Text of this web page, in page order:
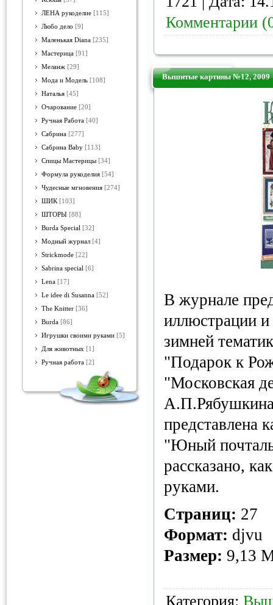
ЛЕНА рукоделие [115]
Любо дело [9]
Маленькая Diana [235]
Мастерица [91]
Меланж [29]
Мода и Модель [108]
Наталья [45]
Очарование [20]
Ручная Работа [40]
Сабрина [277]
Сабрина Baby [113]
Спицы Мастерицы [34]
Формула рукоделия [54]
Чудесные мгновения [274]
ШИК [103]
ШТОРЫ [88]
Burda Special [32]
Модный журнал [4]
Strickmode [22]
Sabrina special [6]
Lena [17]
Le idee di Susanna [52]
The Knitter [36]
Burda [86]
Игрушки своими руками [5]
Для животных [1]
Ручная работа [2]
Комментарии
Вышитые картины №12, 2009
В журнале
иллюстрации
зимней
"Подарок к
"Московская
представлена
"Юный
рассказано,
руками.
Страниц: 27
Формат: djvu
Размер: 9,13
Категория: